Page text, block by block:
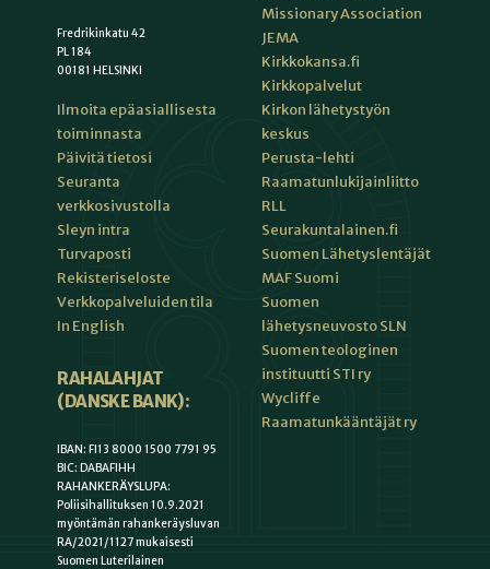
Fredrikinkatu 42
PL 184
00181 HELSINKI
Ilmoita epäasiallisesta
toiminnasta
Päivitä tietosi
Seuranta
verkkosivustolla
Sleyn intra
Turvaposti
Rekisteriseloste
Verkkopalveluiden tila
In English
RAHALAHJAT
(DANSKE BANK):
IBAN: FI13 8000 1500 7791 95
BIC: DABAFIHH
RAHANKERÄYSLUPA:
Poliisihallituksen 10.9.2021
myöntämän rahankeräysluvan
RA/2021/1127 mukaisesti
Suomen Luterilainen
Missionary Association
JEMA
Kirkkokansa.fi
Kirkkopalvelut
Kirkon lähetystyön
keskus
Perusta-lehti
Raamatunlukijainliitto
RLL
Seurakuntalainen.fi
Suomen Lähetyslentäjät
MAF Suomi
Suomen
lähetysneuvosto SLN
Suomen teologinen
instituutti STI ry
Wycliffe
Raamatunkääntäjät ry